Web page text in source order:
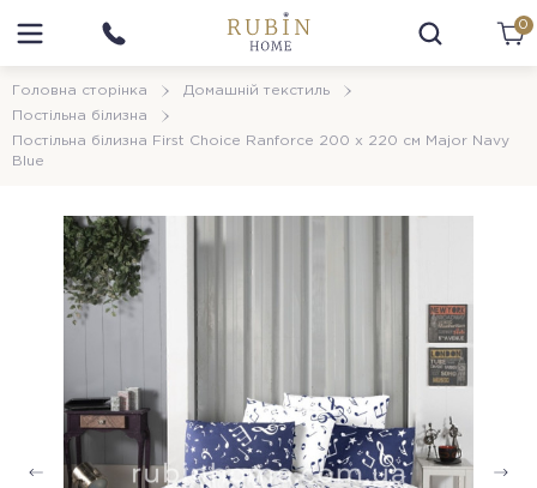
0
Головна сторінка
Домашній текстиль
Постільна білизна
Постільна білизна First Choice Ranforce 200 х 220 см Major Navy
Blue